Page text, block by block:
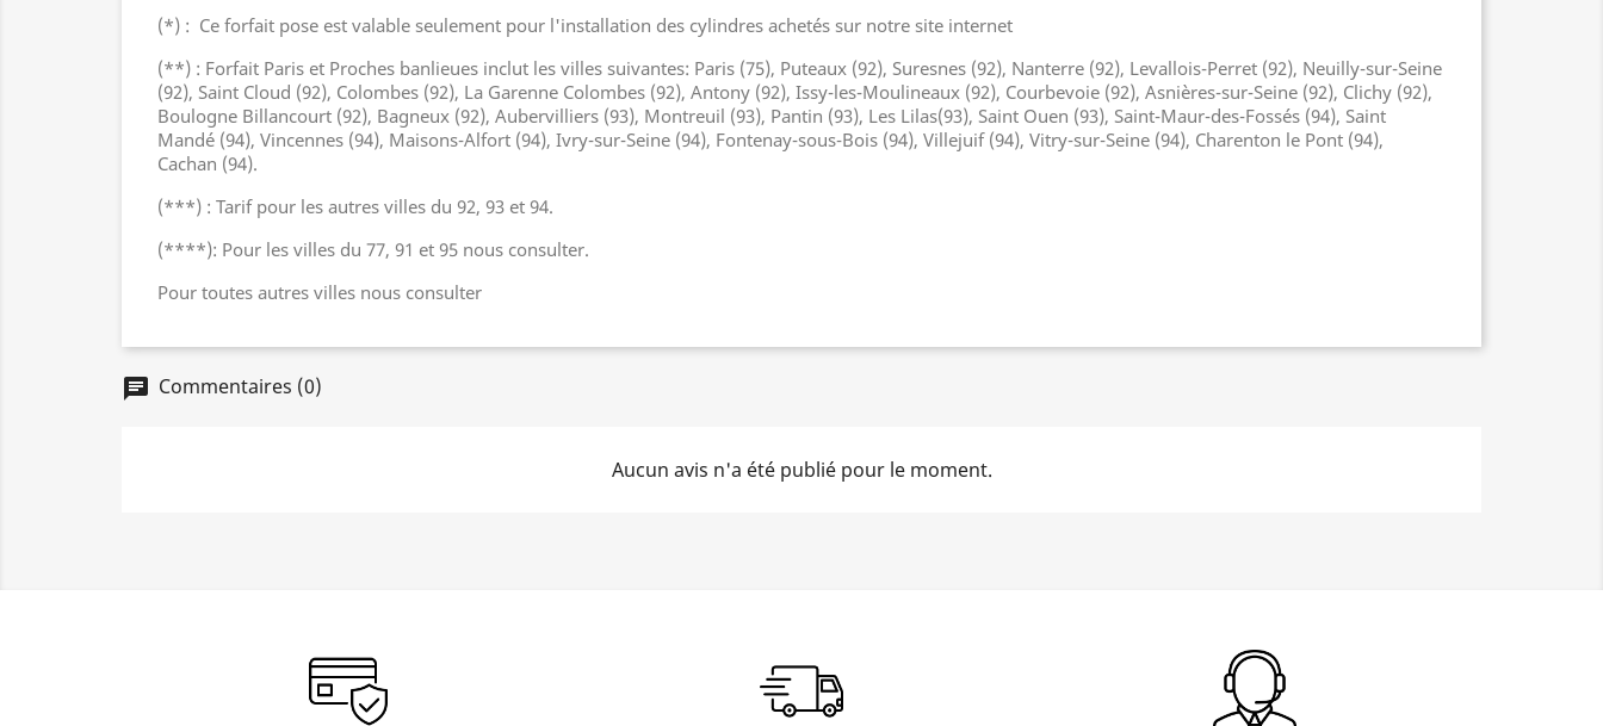
(*) : Ce forfait pose est valable seulement pour l'installation des cylindres achetés sur notre site internet
(**) : Forfait Paris et Proches banlieues inclut les villes suivantes: Paris (75), Puteaux (92), Suresnes (92), Nanterre (92), Levallois-Perret (92), Neuilly-sur-Seine
(92), Saint Cloud (92), Colombes (92), La Garenne Colombes (92), Antony (92), Issy-les-Moulineaux (92), Courbevoie (92), Asnières-sur-Seine (92), Clichy (92),
Boulogne Billancourt (92), Bagneux (92), Aubervilliers (93), Montreuil (93), Pantin (93), Les Lilas(93), Saint Ouen (93), Saint-Maur-des-Fossés (94), Saint
Mandé (94), Vincennes (94), Maisons-Alfort (94), Ivry-sur-Seine (94), Fontenay-sous-Bois (94), Villejuif (94), Vitry-sur-Seine (94), Charenton le Pont (94),
Cachan (94).
(***) : Tarif pour les autres villes du 92, 93 et 94.
(****): Pour les villes du 77, 91 et 95 nous consulter.
Pour toutes autres villes nous consulter
chat Commentaires (0)
Aucun avis n'a été publié pour le moment.